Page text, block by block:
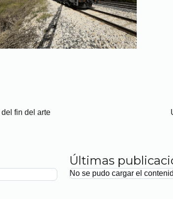
fin del arte
Últimas
No se pudo cargar el